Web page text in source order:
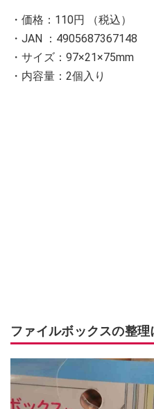
・価格：110円 （税込）
・JAN ：4905687367148
・サイズ：97×21×75mm
・内容量：2個入り
ファイルボックスの整理